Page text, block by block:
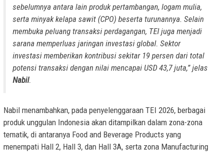
sebelumnya antara lain produk pertambangan, logam mulia,
serta minyak kelapa sawit (CPO) beserta turunannya. Selain
membuka peluang transaksi perdagangan, TEI juga menjadi
sarana memperluas jaringan investasi global. Sektor
investasi memberikan kontribusi sekitar 19 persen dari total
potensi transaksi dengan nilai mencapai USD 43,7 juta,” jelas
Nabil.
Nabil menambahkan, pada penyelenggaraan TEI 2026, berbagai
produk unggulan Indonesia akan ditampilkan dalam zona-zona
tematik, di antaranya Food and Beverage Products yang
menempati Hall 2, Hall 3, dan Hall 3A, serta zona Manufacturing